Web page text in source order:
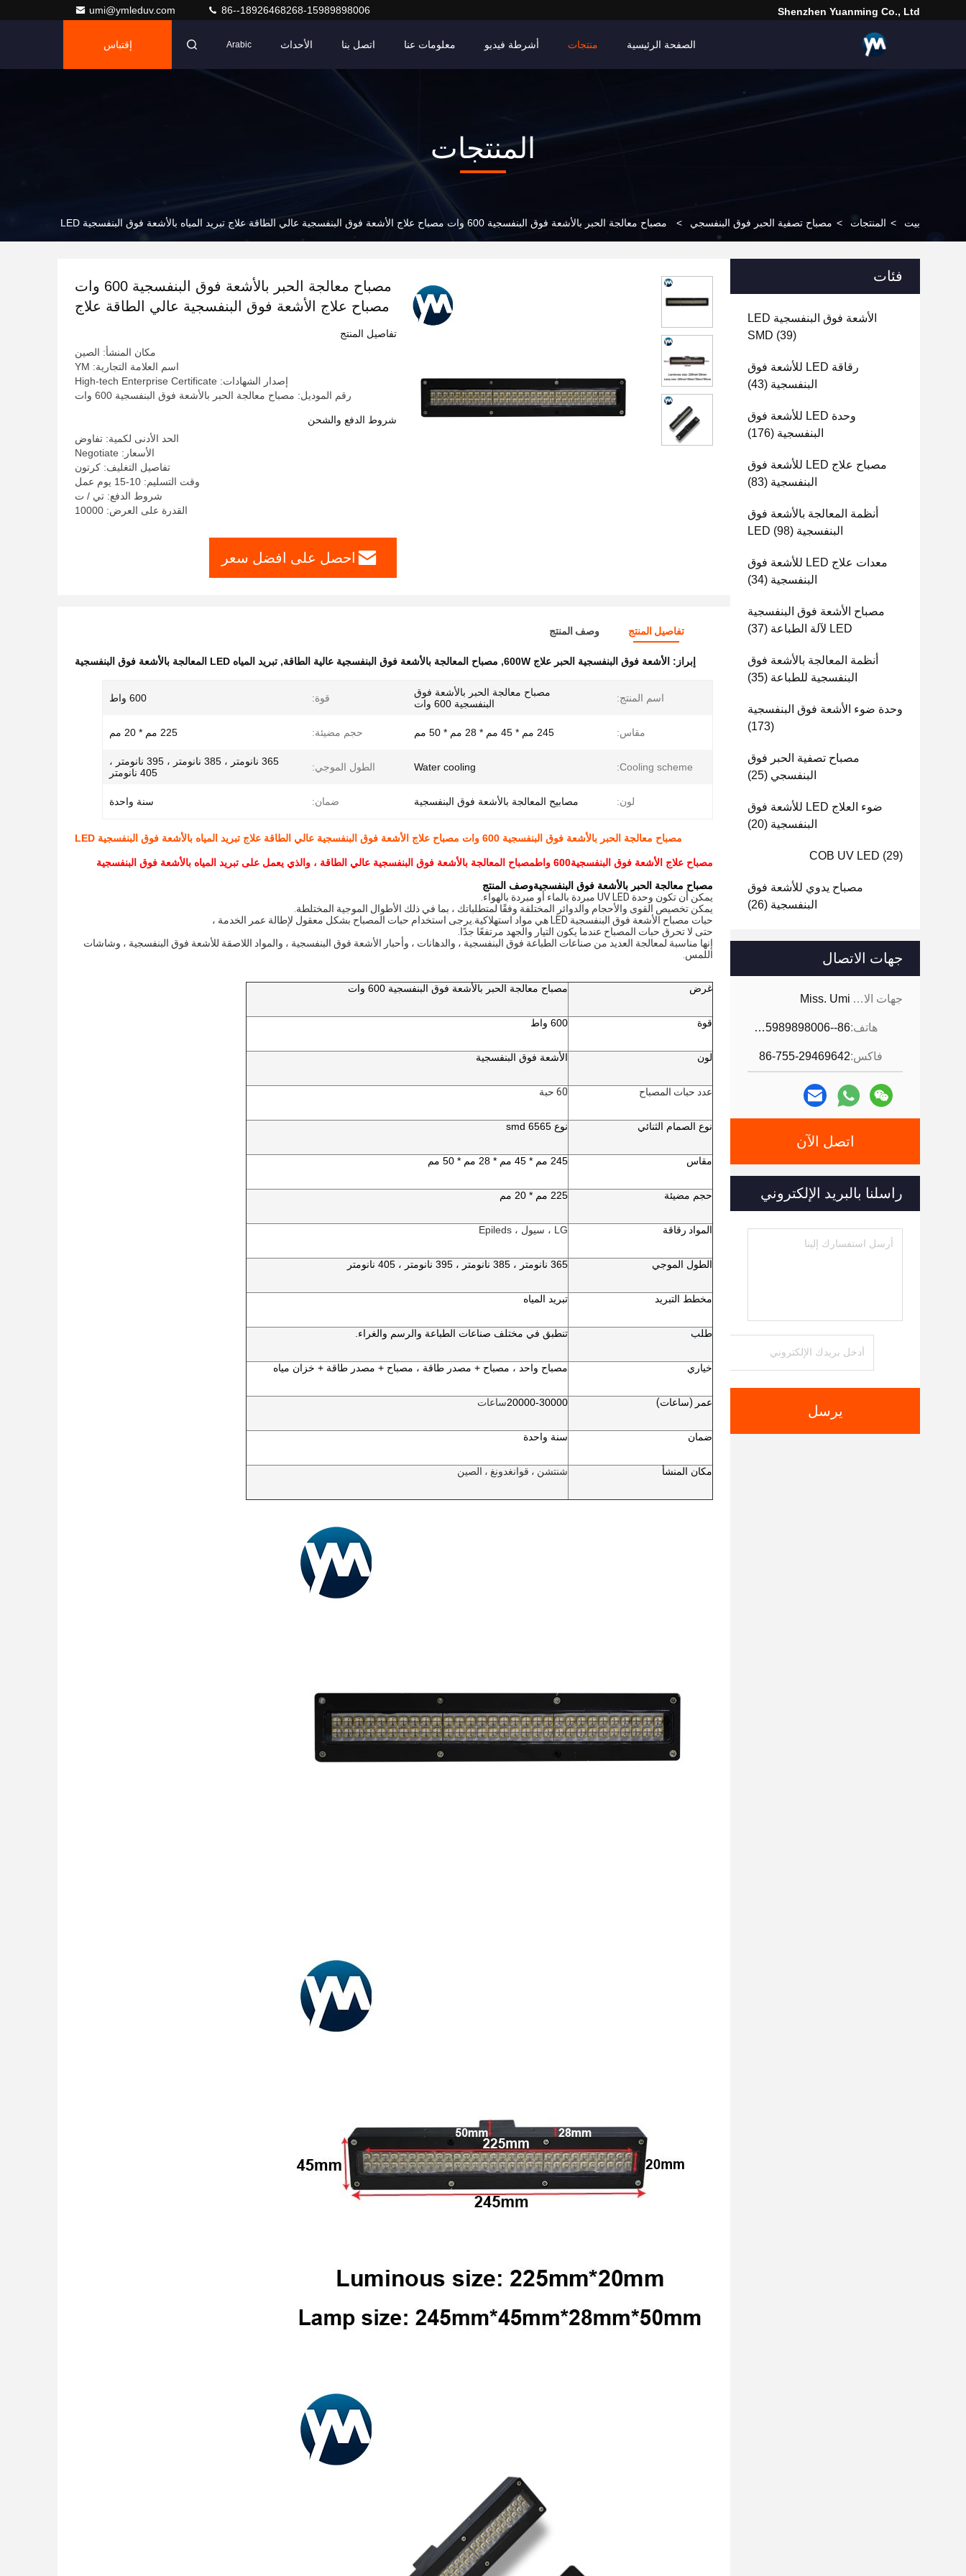
Shenzhen Yuanming Co., Ltd
umi@ymleduv.com 86--18926468268-15989898006
الصفحة الرئيسية منتجات أشرطة فيديو معلومات عنا اتصل بنا الأحداث Arabic إقتباس
المنتجات
بيت > المنتجات > مصباح تصفية الحبر فوق البنفسجي > مصباح معالجة الحبر بالأشعة فوق البنفسجية 600 وات مصباح علاج الأشعة فوق البنفسجية عالي الطاقة علاج تبريد المياه بالأشعة فوق البنفسجية LED
فئات
الأشعة فوق البنفسجية LED
SMD (39)
رقاقة LED للأشعة فوق
البنفسجية (43)
وحدة LED للأشعة فوق
البنفسجية (176)
مصباح علاج LED للأشعة فوق
البنفسجية (83)
أنظمة المعالجة بالأشعة فوق
البنفسجية LED (98)
معدات علاج LED للأشعة فوق
البنفسجية (34)
مصباح الأشعة فوق البنفسجية
LED لآلة الطباعة
(37)
أنظمة المعالجة بالأشعة فوق
البنفسجية للطباعة (35)
وحدة ضوء الأشعة فوق البنفسجية
(173)
مصباح تصفية الحبر فوق
البنفسجي (25)
ضوء العلاج LED للأشعة فوق
البنفسجية (20)
COB UV LED (29)
مصباح يدوي للأشعة فوق
البنفسجية (26)
جهات الاتصال
جهات الاتصال: Miss. Umi
هاتف: 86--18926468268-15989898006
فاكس:86-755-29469642
اتصل الآن
راسلنا بالبريد الإلكتروني
يرسل
مصباح معالجة الحبر بالأشعة فوق البنفسجية 600 وات
مصباح علاج الأشعة فوق البنفسجية عالي الطاقة علاج
تفاصيل المنتج
مكان المنشأ: الصين
اسم العلامة التجارية: YM
إصدار الشهادات: High-tech Enterprise Certificate
رقم الموديل: مصباح معالجة الحبر بالأشعة فوق البنفسجية 600 وات
شروط الدفع والشحن
الحد الأدنى لكمية: تفاوض
الأسعار: Negotiate
تفاصيل التغليف: كرتون
وقت التسليم: 10-15 يوم عمل
شروط الدفع: تي / ت
القدرة على العرض: 10000
احصل على افضل سعر
تفاصيل المنتج وصف المنتج
إبراز: الأشعة فوق البنفسجية الحبر علاج 600W , مصباح المعالجة بالأشعة فوق البنفسجية عالية الطاقة, تبريد المياه LED المعالجة بالأشعة فوق البنفسجية
اسم المنتج:
مصباح معالجة الحبر بالأشعة فوق
البنفسجية 600 وات
قوة: 600 واط
مقاس: 245 مم * 45 مم * 28 مم * 50 مم حجم مضيئة: 225 مم * 20 مم
Cooling scheme:
Water cooling الطول الموجي:
365 نانومتر ، 385 نانومتر ، 395 نانومتر ،
405 نانومتر
لون: مصابيح المعالجة بالأشعة فوق البنفسجية ضمان: سنة واحدة
مصباح معالجة الحبر بالأشعة فوق البنفسجية 600 وات مصباح علاج الأشعة فوق البنفسجية عالي الطاقة علاج تبريد المياه بالأشعة فوق البنفسجية LED
مصباح علاج الأشعة فوق البنفسجية600 واط
مصباح المعالجة بالأشعة فوق البنفسجية عالي الطاقة ، والذي يعمل على تبريد المياه بالأشعة فوق البنفسجية
مصباح معالجة الحبر بالأشعة فوق البنفسجيةوصف المنتج
يمكن أن تكون وحدة UV LED مبردة بالماء أو مبردة بالهواء.
يمكن تخصيص القوى والأحجام والدوائر المختلفة وفقًا لمتطلباتك ، بما في ذلك الأطوال الموجية المختلطة.
حبات مصباح الأشعة فوق البنفسجية LED هي مواد استهلاكية.يرجى استخدام حبات المصباح بشكل معقول لإطالة عمر الخدمة ،
حتى لا تحرق حبات المصباح عندما يكون التيار والجهد مرتفعًا جدًا.
إنها مناسبة لمعالجة العديد من صناعات الطباعة فوق البنفسجية ، والدهانات ، وأحبار الأشعة فوق البنفسجية ، والمواد اللاصقة للأشعة فوق البنفسجية ، وشاشات
اللمس.
غرض مصباح معالجة الحبر بالأشعة فوق البنفسجية 600 وات
قوة 600 واط
لون الأشعة فوق البنفسجية
عدد حبات المصباح 60 حبة
نوع الصمام الثنائي نوع 6565 smd
مقاس 245 مم * 45 مم * 28 مم * 50 مم
حجم مضيئة 225 مم * 20 مم
المواد رقاقة LG ، سيول ، Epileds
الطول الموجي 365 نانومتر ، 385 نانومتر ، 395 نانومتر ، 405 نانومتر
مخطط التبريد تبريد المياه
طلب تنطبق في مختلف صناعات الطباعة والرسم والغراء.
خياري مصباح واحد ، مصباح + مصدر طاقة ، مصباح + مصدر طاقة + خزان مياه
عمر (ساعات) 20000-30000ساعات
ضمان سنة واحدة
مكان المنشأ شنتشن ، قوانغدونغ ، الصين